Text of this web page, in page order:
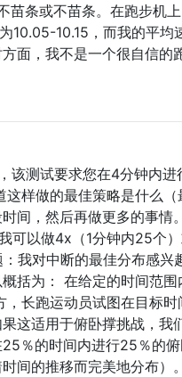
苗条或不苗条。在跑步机
10.05-10.15，而我的平
面，我不是一个很自信的
该测试要求您在4分钟内
样做的最佳策略是什么
间，然后再做更多的事情
可以做4x（1分钟内25个
我对中断的最佳分布感
括为： 在给定的时间范
长跑运动员试图在目标
这适用于俯卧撑挑战，我
％的时间内进行25％的
间的推移而完美地分布）